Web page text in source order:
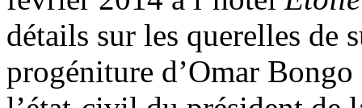
détails sur les querelles de
progéniture d’Omar